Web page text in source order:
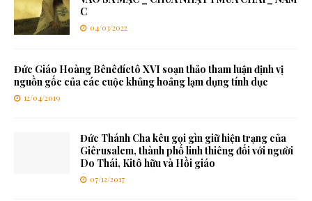
C
04/03/2022
Đức Giáo Hoàng Bênêđíctô XVI soạn thảo tham luận định vị
nguồn gốc của các cuộc khủng hoảng lạm dụng tính dục
12/04/2019
Đức Thánh Cha kêu gọi gìn giữ hiện trạng của
Giêrusalem, thành phố linh thiêng đối với người
Do Thái, Kitô hữu và Hồi giáo
07/12/2017